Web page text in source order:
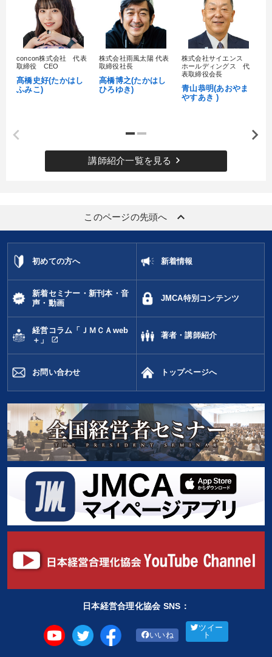
ベンチャー コロナ禍対策 理念・パーパス
※「更新」を押すと「テーマ」「キーワード」を更新いただけます。
ondemand_video 経営音声・動画を探す refresh
全国経営者セミナー収録物以外の経営教材（全761タイトル）からお探
カテゴリー
全国経営者セミナー収録〈売れ筋・人気〉音声＆動画20選
【1月】音声・映像 【12月】音声・映像
2025年春季全国経営者セミナー収録講演ＣＤ・講演ＤＶＤ・デジ
最新刊・戦略参謀ChatGPT実戦法と中小企業のDXと講話ご案内
数字・税務・決算書 大竹愼一書籍
歴史・古典に学ぶ実務講話 経営戦略・経営実務
全国経営者セミナー収録〈売れ筋・人気ランキング〉＆新刊・好
最新技術・トレンド
目的別
後継者に聞かせたい 財務・数字力の向上
社長の姿勢を学びたい 経営を改善したい
リーダーの魅力向上 パフォーマンス向上
キーワード
ベンチャー
※「更新」を押すと「カテゴリー」「目的別」「キーワード」を更新いただけます。
concon株式会社 代表
取締役 CEO
髙橋史好(たかはし
ふみこ)
株式会社雨風太陽 代表
取締役社長
高橋博之(たかはし
ひろゆき)
株式会社サイエンス
ホールディングス 代
表取締役会長
青山恭明(あおやま
やすあき )
講師紹介一覧を見る keyboard_arrow_right
このページの先頭へ keyboard_arrow_up
初めての方へ 新着情報
新着セミナー・新刊本・音
声・動画
JMCA特別コンテンツ
経営コラム「ＪＭＣＡweb
＋」
open_in_new
著者・講師紹介
お問い合わせ トップページへ
日本経営合理化協会 SNS：
いいね
ツイー
ト